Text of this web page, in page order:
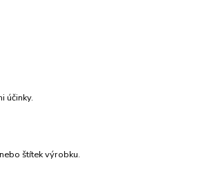
účinky.
štítek výrobku.